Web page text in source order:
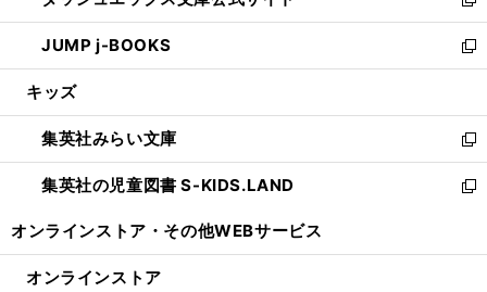
ウ
で
開
ン
ド
ウ
開
く
ウ
ィ
ン
ウ
で
開
く
し
い
ウ
ン
ド
ウ
で
JUMP j-BOOKS
新
し
ウ
ィ
ン
ド
開
キッズ
集英社みらい文庫
新
し
い
ン
集英社の児童図書 S-KIDS.LAND
新
ウ
オンラインストア・ その他WEBサービス
オンラインストア